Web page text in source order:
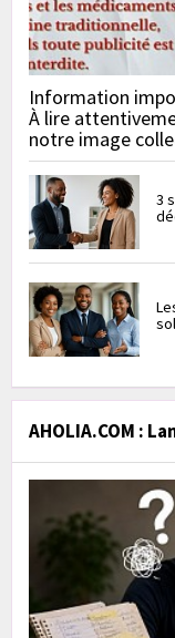
Information
À lire
notre image
3
AHOLIA.COM :